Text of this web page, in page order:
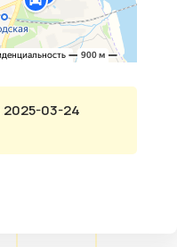
2025-03-24